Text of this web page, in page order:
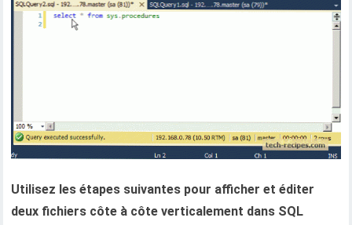
Utilisez les étapes suivantes pour afficher et éditer
deux fichiers côte à côte verticalement dans SQL